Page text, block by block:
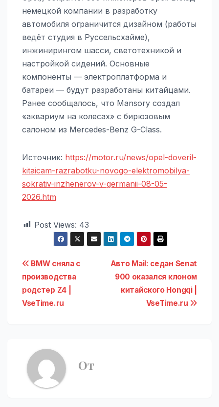
немецкой компании в разработку
автомобиля ограничится дизайном (работы
ведёт студия в Руссельсхайме),
инжинирингом шасси, светотехникой и
настройкой сидений. Основные
компоненты — электроплатформа и
батареи — будут разработаны китайцами.
Ранее сообщалось, что Mansory создал
«аквариум на колесах» с бирюзовым
салоном из Mercedes-Benz G-Class.
Источник: https://motor.ru/news/opel-doveril-
kitaicam-razrabotku-novogo-elektromobilya-
sokrativ-inzhenerov-v-germanii-08-05-
2026.htm
Post Views: 43
Навигация
по
записям
Авто Mail: седан Senat
900 оказался клоном
китайского Hongqi |
VseTime.ru
BMW сняла с
производства
родстер Z4 |
VseTime.ru
От